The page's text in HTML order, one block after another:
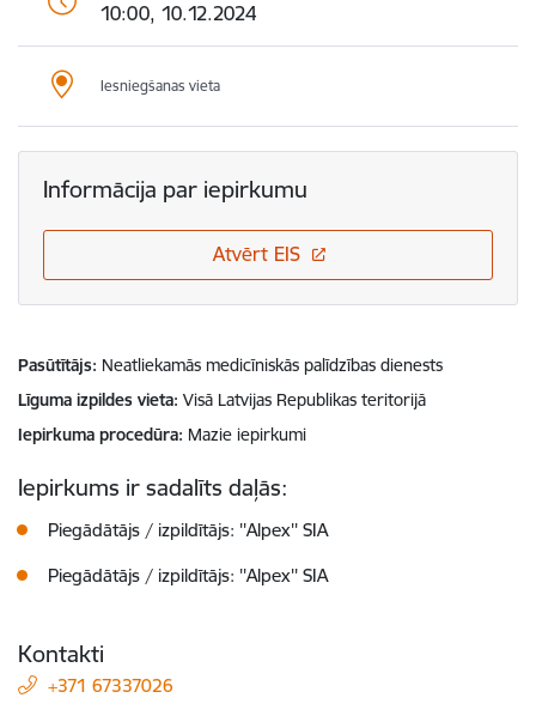
10:00, 10.12.2024
Iesniegšanas vieta
Informācija par iepirkumu
Atvērt EIS
Pasūtītājs Neatliekamās medicīniskās palīdzības dienests
Līguma izpildes vieta Visā Latvijas Republikas teritorijā
Iepirkuma procedūra Mazie iepirkumi
Iepirkums ir sadalīts daļās:
Piegādātājs / izpildītājs: ''Alpex'' SIA
Piegādātājs / izpildītājs: ''Alpex'' SIA
Kontakti
+371 67337026